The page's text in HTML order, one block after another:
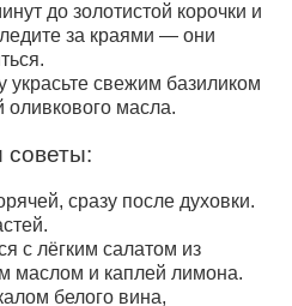
до золотистой корочки и
за краями — они
украсьте свежим базиликом
оливкового масла.
советы:
сразу после духовки.
с лёгким салатом из
маслом и каплей лимона.
белого вина,